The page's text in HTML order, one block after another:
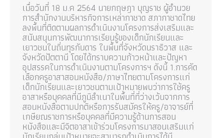
เมื่อวันที่ 18 ม.ค 2564 นายกฤษฎา บุญราช ผู้อำนวย
การสำนักงานบริหารกิจการเหล่ากาชาด สภากาชาดไทย
ลงพื้นที่ติดตามผลการดำเนินงานโครงการส่งเสริมและ
สนับสนุนการพัฒนาการเรียนรู้ของเด็กนักเรียนและ
เยาวชนในถิ่นทุรกันดาร ในพื้นที่จังหวัดนราธิวาส และ
จังหวัดปัตตานี โดยได้ทราบความก้าวหน้าและปัญหา
อุปสรรคในการดำเนินงานตามโครงการฯ ดังนี้ 1.การคัด
เลือกครูอาสาสอนหนังสือ/ภาษาไทยตามโครงการแก่
เด็กนักเรียนและเยาวชนตามเป้าหมายพบว่าการใช้ครู
อาสาหรือบุคคลที่มีภูมิลำเนาในพื้นที่ที่ว่างเว้นจากการ
สอนหนังสือตามปกติหรือการรับสมัครให้ครู/อาจารย์ที่
เกษียณราชการหรือบุคคลที่มีความรู้ด้านการสอน
หนังสือและมีจิตอาสาเข้าร่วมโครงการมาสอนเสริมแก่